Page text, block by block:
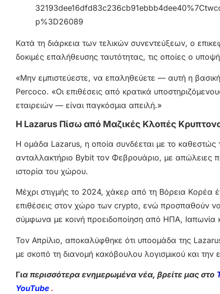
p%3D26089
Κατά τη διάρκεια των τελικών συνεντεύξεων, ο
δοκιμές επαλήθευσης ταυτότητας, τις οποίες ο
«Μην εμπιστεύεστε, να επαληθεύετε — αυτή η
Percoco. «Οι επιθέσεις από κρατικά
εταιρειών — είναι παγκόσμια απειλή.»
Η Lazarus Πίσω από Μαζικές Κλοπές
Η ομάδα Lazarus, η οποία συνδέεται με το καθεστώς
ανταλλακτήριο Bybit τον Φεβρουάριο, με απώλειες
ιστορία του χώρου.
Μέχρι στιγμής το 2024, χάκερ από τη Βόρεια
επιθέσεις στον χώρο των crypto, ενώ προσπαθούν να
σύμφωνα με κοινή προειδοποίηση από ΗΠΑ, Ιαπωνία
Τον Απρίλιο, αποκαλύφθηκε ότι υποομάδα της
με σκοπό τη διανομή κακόβουλου λογισμικού και
Για περισσότερα ενημερωμένα νέα, βρείτε μας στο
YouTube .